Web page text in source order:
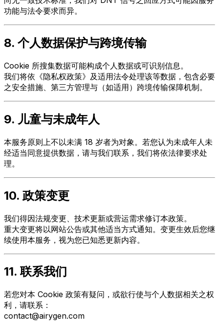
功能与法令要求而异。
8. 个人数据保护与跨境传输
Cookie 所搜集数据可能构成个人数据或可识别信息。
我们将依《隐私权政策》及适用法令处理该等数据，包含必要
之安全措施、第三方管理与（如适用）跨境传输保障机制。
9. 儿童与未成年人
本服务原则上不以未满 18 岁者为对象。若您认为未成年人未
经适当同意提供数据，请与我们联系，我们将依法律要求处
理。
10. 政策变更
我们得因法规变更、技术更新或营运需求修订本政策。
重大变更将以网站公告或其他适当方式通知。变更生效后您继
续使用本服务，视为您已知悉更新内容。
11. 联系我们
若您对本 Cookie 政策有疑问，或欲行使与个人数据相关之权
利，请联系：
contact@airygen.com